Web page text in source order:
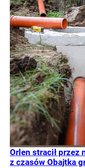
Orlen stracił przez
z czasów Obajtka